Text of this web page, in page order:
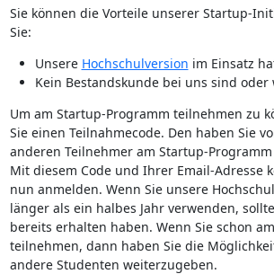
Sie können die Vorteile unserer Startup-
Sie:
Unsere Hochschulversion im Einsatz
Kein Bestandskunde bei uns sind oder
Um am Startup-Programm teilnehmen zu
Sie einen Teilnahmecode. Den haben Sie
anderen Teilnehmer am Startup-
Mit diesem Code und Ihrer Email-Adresse
nun anmelden. Wenn Sie unsere
länger als ein halbes Jahr verwenden,
bereits erhalten haben. Wenn Sie schon
teilnehmen, dann haben Sie die
andere Studenten weiterzugeben.